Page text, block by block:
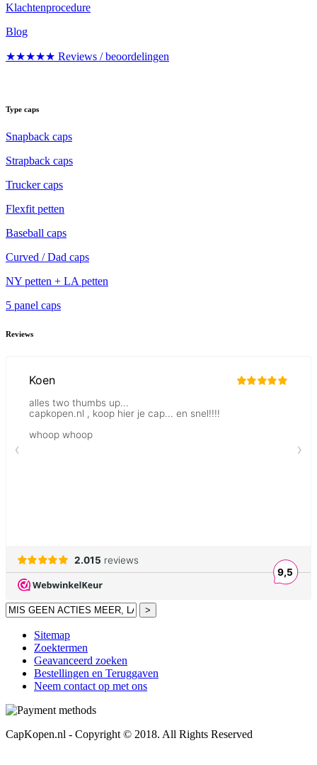
Klachtenprocedure
Blog
★★★★★ Reviews / beoordelingen
Type caps
Snapback caps
Strapback caps
Trucker caps
Flexfit petten
Baseball caps
Curved / Dad caps
NY petten + LA petten
5 panel caps
Reviews
>
Sitemap
Zoektermen
Geavanceerd zoeken
Bestellingen en Teruggaven
Neem contact op met ons
CapKopen.nl - Copyright © 2018. All Rights Reserved